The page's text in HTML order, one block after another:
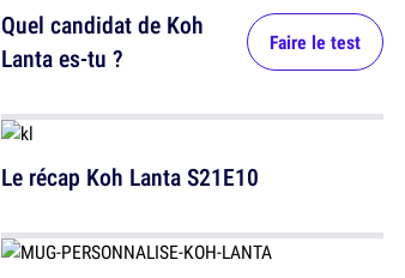
Quel candidat de Koh
Lanta es-tu ?
Faire le test
Le récap Koh Lanta S21E10